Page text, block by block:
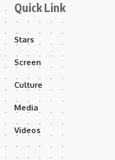
Quick Link
Stars
Screen
Culture
Media
Videos